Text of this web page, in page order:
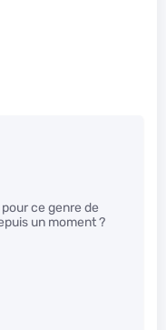
ce genre de
un moment ?